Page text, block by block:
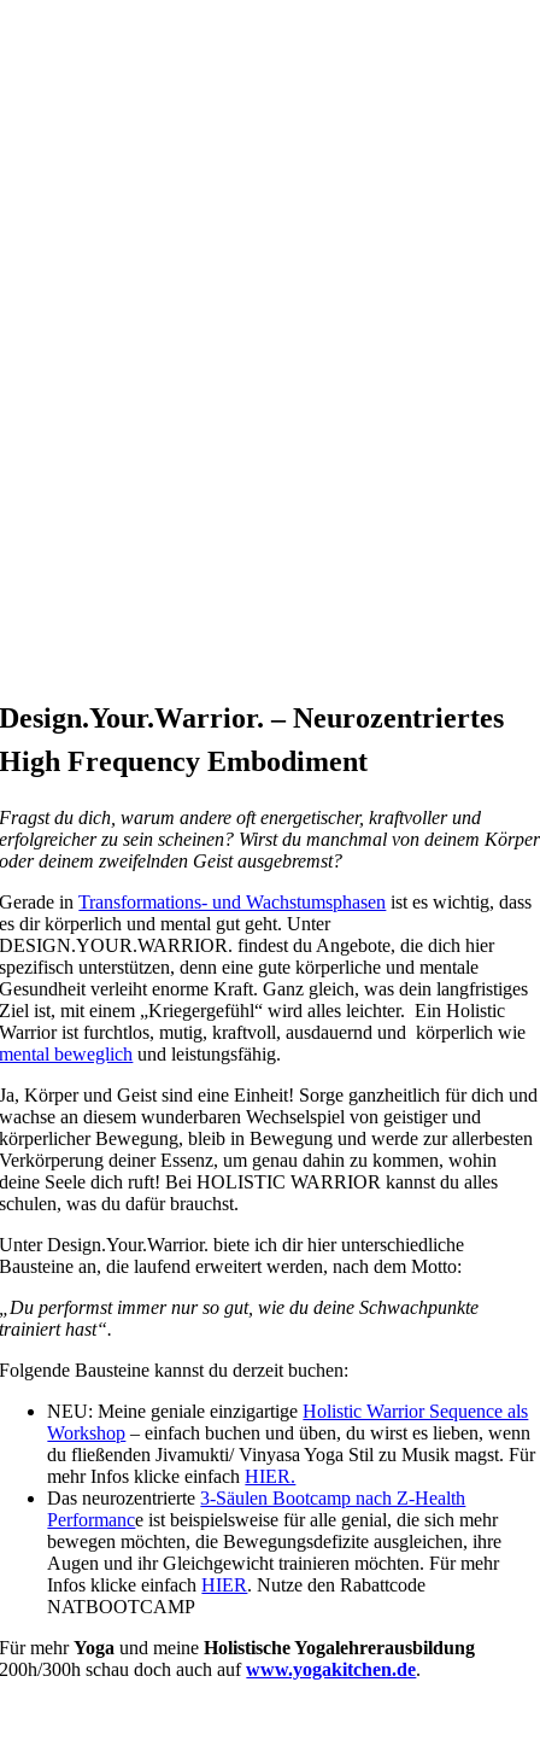
Design.Your.Warrior. – Neurozentriertes
High Frequency Embodiment
Fragst du dich, warum andere oft energetischer, kraftvoller und
erfolgreicher zu sein scheinen? Wirst du manchmal von deinem Körper
oder deinem zweifelnden Geist ausgebremst?
Gerade inTransformations- und Wachstumsphasen ist es wichtig, dass
es dir körperlich und mental gut geht. Unter
DESIGN.YOUR.WARRIOR. findest du Angebote, die dich hier
spezifisch unterstützen, denn eine gute körperliche und mentale
Gesundheit verleiht enorme Kraft. Ganz gleich, was dein langfristiges
Ziel ist, mit einem „Kriegergefühl“ wird alles leichter. Ein Holistic
Warrior ist furchtlos, mutig, kraftvoll, ausdauernd und körperlich wie
mental beweglich und leistungsfähig.
Ja, Körper und Geist sind eine Einheit! Sorge ganzheitlich für dich und
wachse an diesem wunderbaren Wechselspiel von geistiger und
körperlicher Bewegung, bleib in Bewegung und werde zur allerbesten
Verkörperung deiner Essenz, um genau dahin zu kommen, wohin
deine Seele dich ruft! Bei HOLISTIC WARRIOR kannst du alles
schulen, was du dafür brauchst.
Unter Design.Your.Warrior. biete ich dir hier unterschiedliche
Bausteine an, die laufend erweitert werden, nach dem Motto:
„Du performst immer nur so gut, wie du deine Schwachpunkte
trainiert hast“.
Folgende Bausteine kannst du derzeit buchen:
NEU: Meine geniale einzigartigeHolistic Warrior Sequence als
Workshop – einfach buchen und üben, du wirst es lieben, wenn
du fließenden Jivamukti/ Vinyasa Yoga Stil zu Musik magst. Für
mehr Infos klicke einfachHIER.
Das neurozentrierte3-Säulen Bootcamp nach Z-Health
Performance ist beispielsweise für alle genial, die sich mehr
bewegen möchten, die Bewegungsdefizite ausgleichen, ihre
Augen und ihr Gleichgewicht trainieren möchten. Für mehr
Infos klicke einfachHIER. Nutze den Rabattcode
NATBOOTCAMP
Für mehrYoga und meineHolistische Yogalehrerausbildung
200h/300h schau doch auch aufwww.yogakitchen.de.